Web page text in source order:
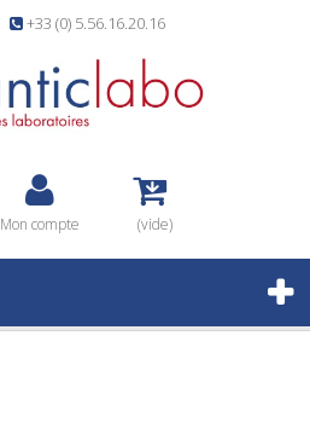
+33 (0) 5.56.16.20.16
Mon compte (vide)